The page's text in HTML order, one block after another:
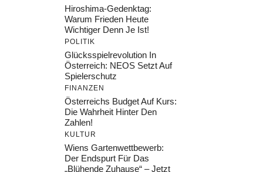
Hiroshima-Gedenktag:
Warum Frieden Heute
Wichtiger Denn Je Ist!
POLITIK
Glücksspielrevolution In
Österreich: NEOS Setzt Auf
Spielerschutz
FINANZEN
Österreichs Budget Auf Kurs:
Die Wahrheit Hinter Den
Zahlen!
KULTUR
Wiens Gartenwettbewerb:
Der Endspurt Für Das
„Blühende Zuhause“ – Jetzt